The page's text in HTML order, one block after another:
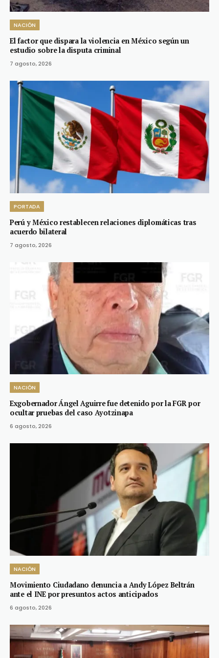
NACIÓN
El factor que dispara la violencia en México según un
estudio sobre la disputa criminal
7 agosto, 2026
PORTADA
Perú y México restablecen relaciones diplomáticas tras
acuerdo bilateral
7 agosto, 2026
NACIÓN
Exgobernador Ángel Aguirre fue detenido por la FGR por
ocultar pruebas del caso Ayotzinapa
6 agosto, 2026
NACIÓN
Movimiento Ciudadano denuncia a Andy López Beltrán
ante el INE por presuntos actos anticipados
6 agosto, 2026